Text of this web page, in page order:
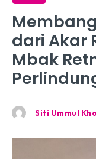
dari Akar
Mbak
Siti Ummul